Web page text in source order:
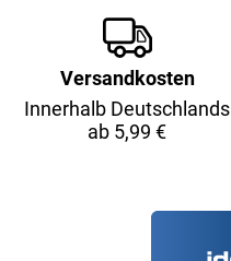
Versandkosten
Innerhalb Deutschlands
ab 5,99 €